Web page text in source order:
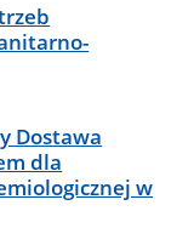
Dostawa
dla
w